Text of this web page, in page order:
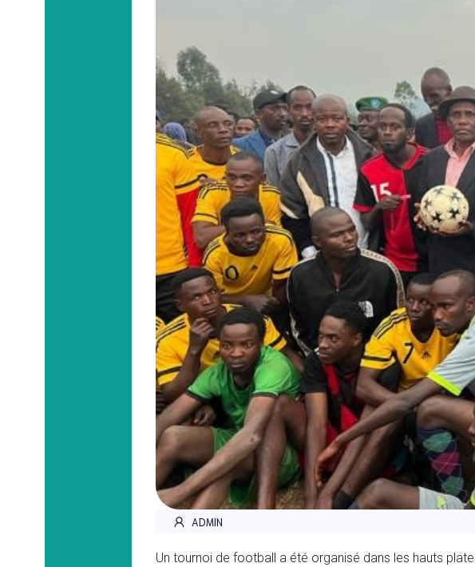
ADMIN
Un tournoi de football a été organisé dans les hauts